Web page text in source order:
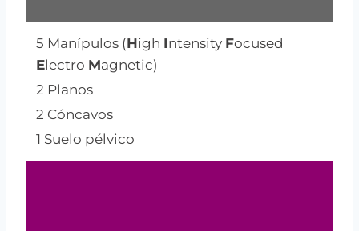
5 Manípulos (High Intensity Focused
Electro Magnetic)
2 Planos
2 Cóncavos
1 Suelo pélvico